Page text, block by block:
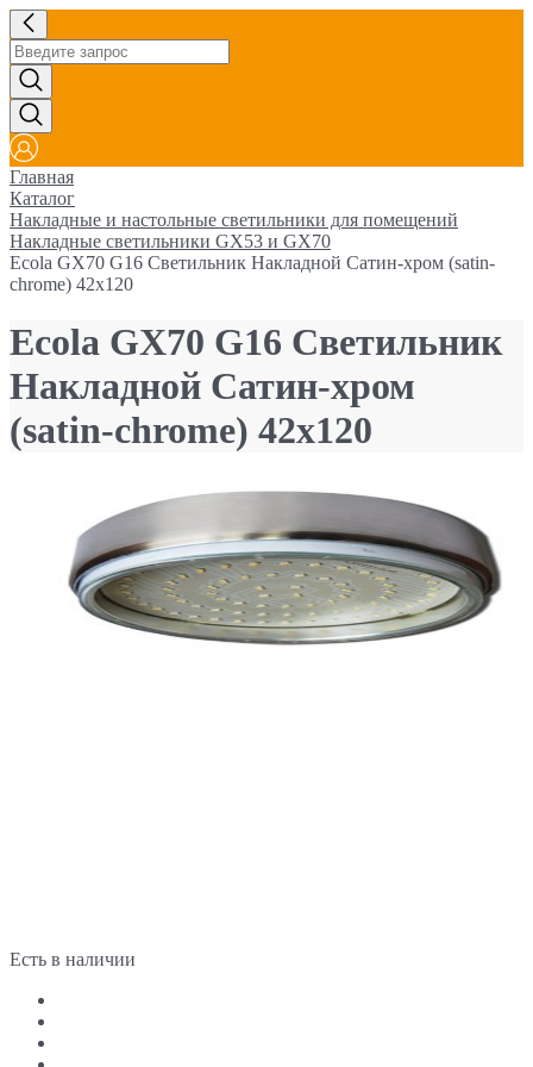
Главная
Каталог
Накладные и настольные светильники для помещений
Накладные светильники GX53 и GX70
Ecola GX70 G16 Светильник Накладной Сатин-хром (satin-
chrome) 42x120
Ecola GX70 G16 Светильник
Накладной Сатин-хром
(satin-chrome) 42x120
Есть в наличии